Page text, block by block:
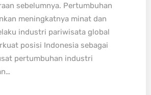
sebelumnya. Pertumbuhan
meningkatnya minat dan
industri pariwisata global
posisi Indonesia sebagai
pertumbuhan industri